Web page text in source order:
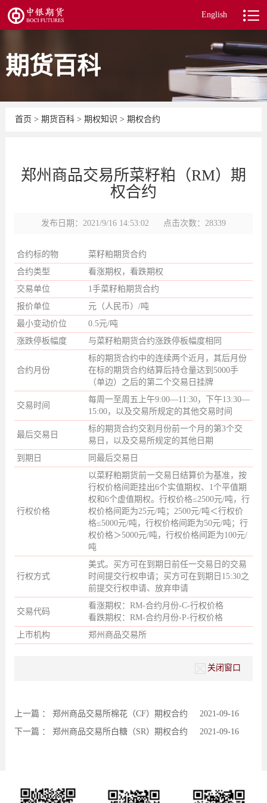
English
期货百科
首页 > 期货百科 > 期权知识 > 期权合约
郑州商品交易所菜籽粕（RM）期
权合约
发布日期：2021/9/16 14:53:02 点击次数：28339
合约标的物
菜籽粕期货合约
合约类型
看涨期权，看跌期权
交易单位
1手菜籽粕期货合约
报价单位
元（人民币）/吨
最小变动价位
0.5元/吨
涨跌停板幅度
与菜籽粕期货合约涨跌停板幅度相同
合约月份
标的期货合约中的连续两个近月，其后月份
在标的期货合约结算后持仓量达到5000手
（单边）之后的第二个交易日挂牌
交易时间
每周一至周五上午9:00—11:30，下午13:30—
15:00，以及交易所规定的其他交易时间
最后交易日
标的期货合约交割月份前一个月的第3个交
易日，以及交易所规定的其他日期
到期日
同最后交易日
行权价格
以菜籽粕期货前一交易日结算价为基准，按
行权价格间距挂出6个实值期权、1个平值期
权和6个虚值期权。行权价格≤2500元/吨，行
权价格间距为25元/吨；2500元/吨＜行权价
格≤5000元/吨，行权价格间距为50元/吨；行
权价格＞5000元/吨，行权价格间距为100元/
吨
行权方式
美式。买方可在到期日前任一交易日的交易
时间提交行权申请；买方可在到期日15:30之
前提交行权申请、放弃申请
交易代码
看涨期权：RM-合约月份-C-行权价格
看跌期权：RM-合约月份-P-行权价格
上市机构
郑州商品交易所
关闭窗口
上一篇 ： 郑州商品交易所棉花（CF）期权合约
2021-09-16
下一篇 ： 郑州商品交易所白糖（SR）期权合约 2021-09-16